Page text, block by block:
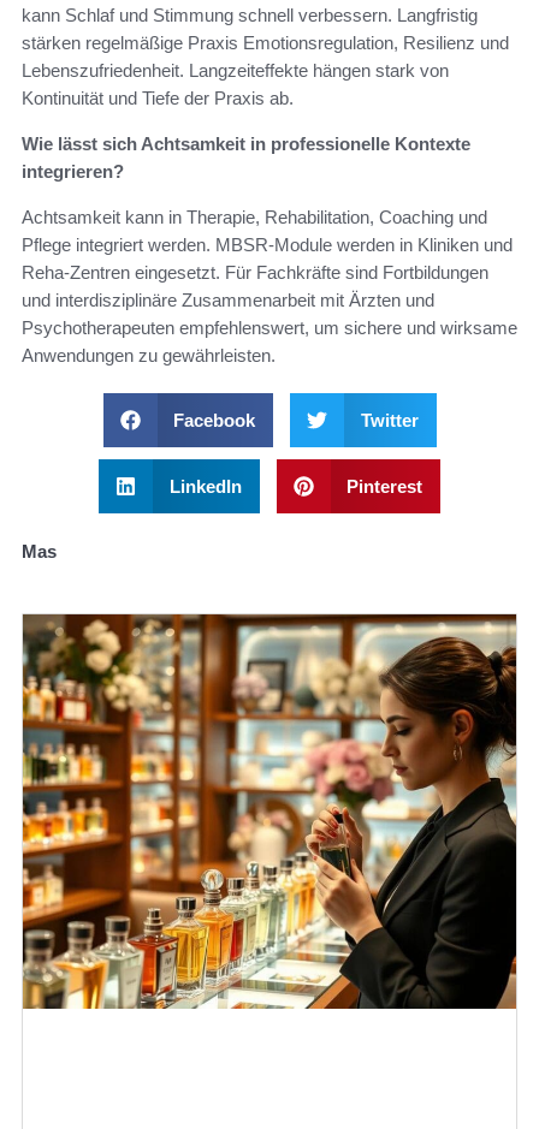
kann Schlaf und Stimmung schnell verbessern. Langfristig
stärken regelmäßige Praxis Emotionsregulation, Resilienz und
Lebenszufriedenheit. Langzeiteffekte hängen stark von
Kontinuität und Tiefe der Praxis ab.
Wie lässt sich Achtsamkeit in professionelle Kontexte
integrieren?
Achtsamkeit kann in Therapie, Rehabilitation, Coaching und
Pflege integriert werden. MBSR-Module werden in Kliniken und
Reha-Zentren eingesetzt. Für Fachkräfte sind Fortbildungen
und interdisziplinäre Zusammenarbeit mit Ärzten und
Psychotherapeuten empfehlenswert, um sichere und wirksame
Anwendungen zu gewährleisten.
Facebook Twitter
LinkedIn Pinterest
Mas